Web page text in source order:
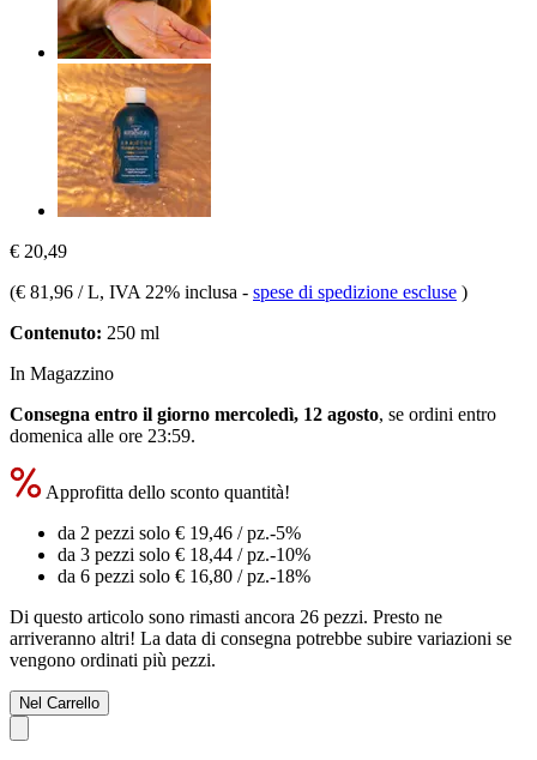
€ 20,49
(€ 81,96 / L, IVA 22% inclusa - spese di spedizione escluse )
Contenuto: 250 ml
In Magazzino
Consegna entro il giorno mercoledì, 12 agosto, se ordini entro
domenica alle ore 23:59.
Approfitta dello sconto quantità!
da 2 pezzi solo € 19,46 / pz.-5%
da 3 pezzi solo € 18,44 / pz.-10%
da 6 pezzi solo € 16,80 / pz.-18%
Di questo articolo sono rimasti ancora 26 pezzi. Presto ne
arriveranno altri! La data di consegna potrebbe subire variazioni se
vengono ordinati più pezzi.
Nel Carrello